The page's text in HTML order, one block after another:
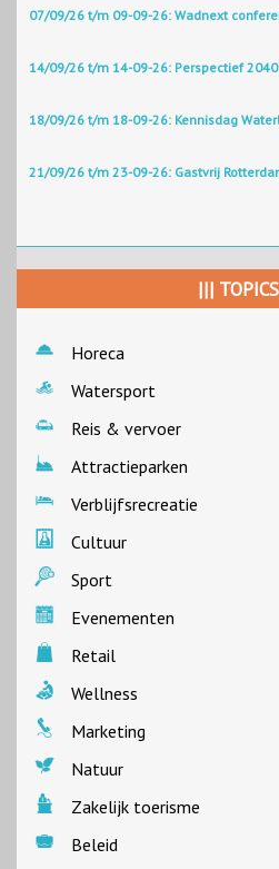
07/09/26 t/m 09-09-26: Wadnext
14/09/26 t/m 14-09-26: Perspectief
18/09/26 t/m 18-09-26: Kennisdag
21/09/26 t/m 23-09-26: Gastvrij
|||
Horeca
Watersport
Reis & vervoer
Attractieparken
Verblijfsrecreatie
Cultuur
Sport
Evenementen
Retail
Wellness
Marketing
Natuur
Zakelijk toerisme
Beleid